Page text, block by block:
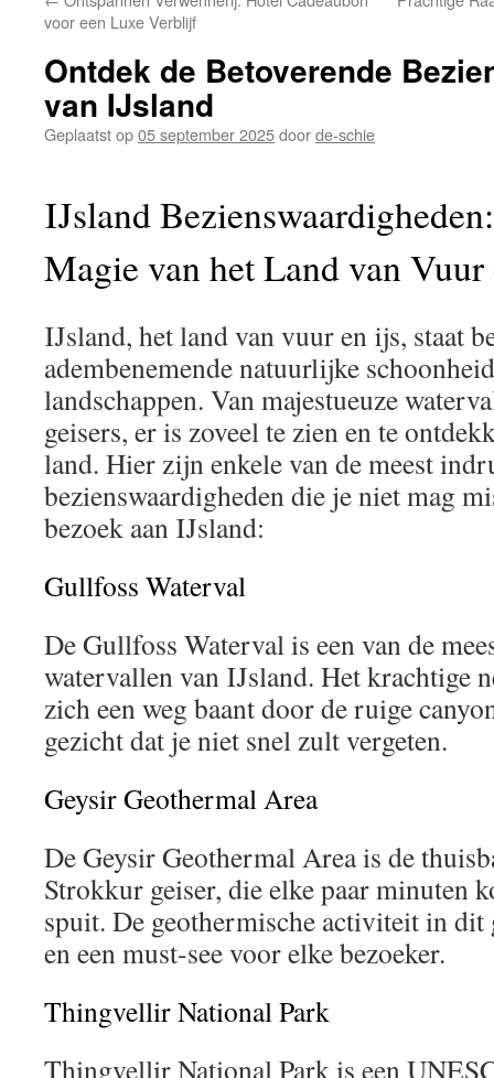
inhoud
voor een Luxe Verblijf
Ontdek de Betoverende
van IJsland
Geplaatst op05 september 2025doorde-schie
IJsland
Magie van het Land van Vuur
IJsland, het land van vuur en ijs, staat
adembenemende natuurlijke
landschappen. Van majestueuze
geisers, er is zoveel te zien en te
land. Hier zijn enkele van de meest
bezienswaardigheden die je niet mag
bezoek aan IJsland:
Gullfoss Waterval
De Gullfoss Waterval is een van de
watervallen van IJsland. Het krachtige
zich een weg baant door de ruige
gezicht dat je niet snel zult vergeten.
Geysir Geothermal Area
De Geysir Geothermal Area is de
Strokkur geiser, die elke paar minuten
spuit. De geothermische activiteit in dit
en een must-see voor elke bezoeker.
Thingvellir National Park
Thingvellir National Park is een